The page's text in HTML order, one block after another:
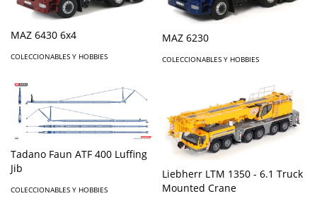
MAZ 6430 6x4
COLECCIONABLES Y HOBBIES
MAZ 6230
COLECCIONABLES Y HOBBIES
Tadano Faun ATF 400 Luffing
Jib
COLECCIONABLES Y HOBBIES
Liebherr LTM 1350 - 6.1 Truck
Mounted Crane